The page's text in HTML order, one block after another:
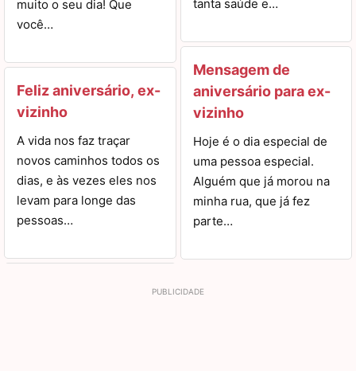
muito o seu dia! Que
você…
Feliz aniversário, ex-
vizinho
A vida nos faz traçar
novos caminhos todos os
dias, e às vezes eles nos
levam para longe das
pessoas…
tanta saúde e…
Mensagem de
aniversário para ex-
vizinho
Hoje é o dia especial de
uma pessoa especial.
Alguém que já morou na
minha rua, que já fez
parte…